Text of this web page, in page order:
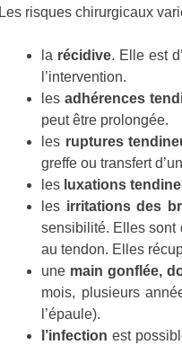
Les risques chirurgicaux
la récidive. Elle est
l’intervention.
lesadhérences
peut être prolongée.
les ruptures
greffe ou transfert
les luxations
les irritations des
sensibilité. Elles sont
au tendon. Elles
une main gonflée,
mois, plusieurs
l’épaule).
l’infection est